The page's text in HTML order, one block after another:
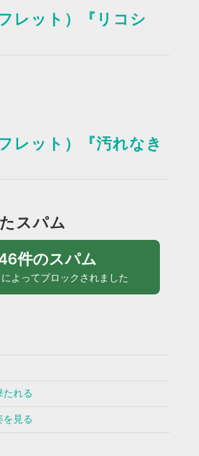
レット）『リコシ
レット）『汚れなき
スパム
件のスパム
によってブロックされました
たれる
を見る